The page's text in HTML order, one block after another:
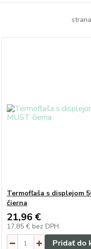
strana
Termofľaša s displejom
čierna
21,96 €
17,85 € bez DPH
Pridať do